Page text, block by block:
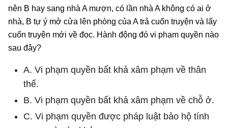
nên B hay sang nhà A mượn, có lần nhà A không có ai ở
nhà, B tự ý mở cửa lên phòng của A trả cuốn truyện và lấy
cuốn truyện mới về đọc. Hành động đó vi phạm quyền nào
sau đây?
A. Vi phạm quyền bất khả xâm phạm về thân
thể.
B. Vi phạm quyền bất khả xâm phạm về chỗ ở.
C. Vi phạm quyền được pháp luật bảo hộ tính